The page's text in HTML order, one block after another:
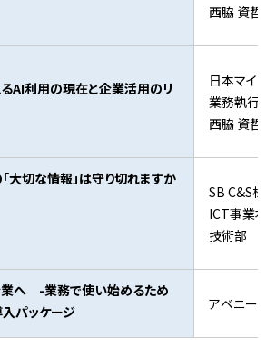
西脇 資哲
AI利用の現在と企業活用のリ
日本マイク
業務執行役
西脇 資哲
大切な情報」は守り切れますか
SB C&S株
ICT事業本
技術部
業へ -業務で使い始めるため
パッケージ
アベニール